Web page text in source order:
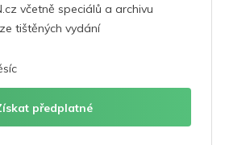
včetně speciálů a archivu
tištěných vydání
předplatné